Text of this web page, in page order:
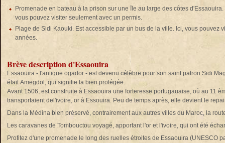
Promenade en bateau à la prison sur une île au large des côtes
vous pouvez visiter seulement avec un permis.
Plage de Sidi Kaouki. Est accessible par un bus de la ville. Ici, vous pouvez
années.
Brève description d'Essaouira
Essaouira - l'antique ogador - est devenu célèbre pour son saint patron Sidi
était Amegdol, qui signifie la bien protégée.
Avant 1506, est construite à Essaouira une forteresse portugauaise, où au 11
transportaient del'ivoire, or à Essouira. Peu de temps après, elle devient le
Dans la Médina bien préservé, contrairement aux autres villes du Maroc, la
Les caravanes de Tombouctou voyagé, apportant l'or et l'ivoire, qui ont été
Profitez d'une promenade le long des ruelles étroites de Essaouira (UNESCO